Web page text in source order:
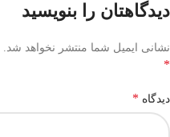
دیدگاهتان را بنویسید
نشانی ایمیل شما منتشر نخواهد شد.
*
دیدگاه *